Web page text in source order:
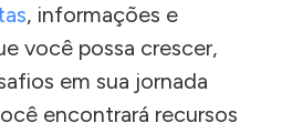
, informações e
você possa crescer,
em sua jornada
encontrará recursos